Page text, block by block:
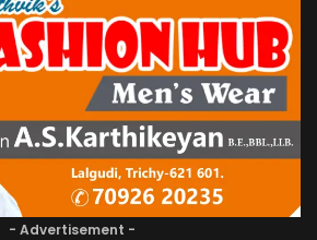
- Advertisement -